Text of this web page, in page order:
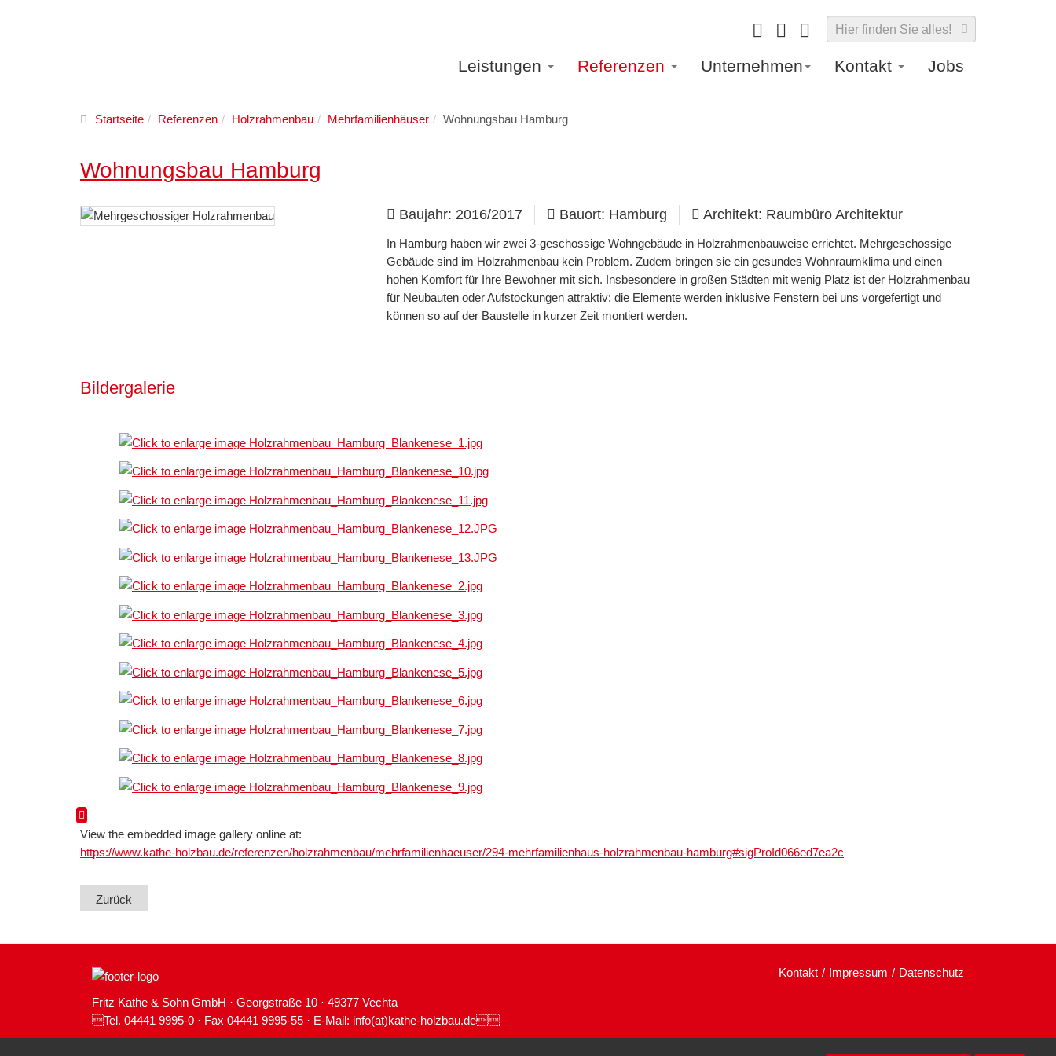
Leistungen Referenzen Unternehmen Kontakt Jobs
Startseite Referenzen Holzrahmenbau Mehrfamilienhäuser Wohnungsbau Hamburg
Wohnungsbau Hamburg
Baujahr: 2016/2017 Bauort: Hamburg Architekt: Raumbüro Architektur
In Hamburg haben wir zwei 3-geschossige Wohngebäude in Holzrahmenbauweise errichtet. Mehrgeschossige
Gebäude sind im Holzrahmenbau kein Problem. Zudem bringen sie ein gesundes Wohnraumklima und einen
hohen Komfort für Ihre Bewohner mit sich. Insbesondere in großen Städten mit wenig Platz ist der Holzrahmenbau
für Neubauten oder Aufstockungen attraktiv: die Elemente werden inklusive Fenstern bei uns vorgefertigt und
können so auf der Baustelle in kurzer Zeit montiert werden.
Bildergalerie
View the embedded image gallery online at:
https://www.kathe-holzbau.de/referenzen/holzrahmenbau/mehrfamilienhaeuser/294-mehrfamilienhaus-holzrahmenbau-hamburg#sigProId066ed7ea2c
Zurück
Fritz Kathe & Sohn GmbH · Georgstraße 10 · 49377 Vechta
Tel. 04441 9995-0 · Fax 04441 9995-55 · E-Mail: info(at)kathe-holzbau.de
Kontakt Impressum Datenschutz